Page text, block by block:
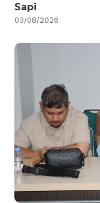
Sapi
03/08/2026